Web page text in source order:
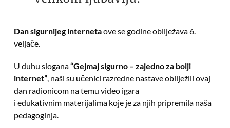
Dan sigurnijeg internetaove se godine obilježava 6.
veljače.
U duhu slogana“Gejmaj sigurno – zajedno za bolji
internet”, naši su učenici razredne nastave obilježili ovaj
dan radionicom na temu video igara
i edukativnim materijalima koje je za njih pripremila naša
pedagoginja.